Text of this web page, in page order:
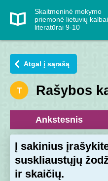
Skaitmeninė mokymo
priemonė lietuvių
literatūrai 9-10
Atgal į sąrašą
T Rašybos
Ankstesnis
Į sakinius
suskliaustųjų
ir skaičių.